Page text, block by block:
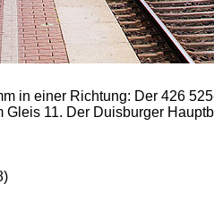
in einer Richtung: Der 426
Gleis 11. Der Duisburger